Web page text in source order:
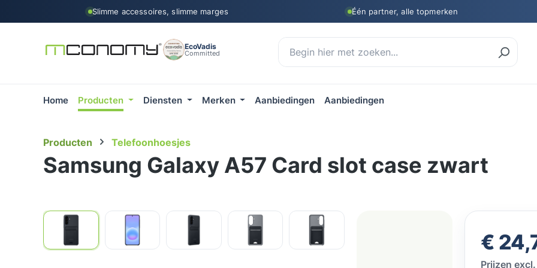
de hoofdinhoud
Ga naar de zoekopdracht
Ga naar de hoofdnavigatieSlimme accessoires, slimme marges Één partner, alle topmerken
EcoVadis
Committed
Home Producten Diensten Merken Aanbiedingen Aanbiedingen
Producten Telefoonhoesjes
Samsung Galaxy A57 Card slot case zwart
Normale
€
Prijzen